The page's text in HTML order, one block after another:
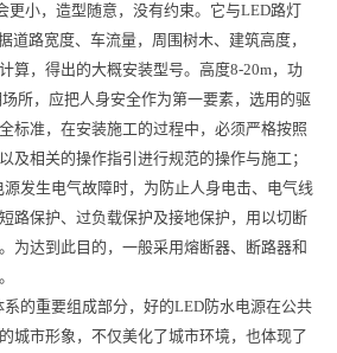
更小，造型随意，没有约束。它与LED路灯
道路宽度、车流量，周围树木、建筑高度，
算，得出的大概安装型号。高度8-20m，功
所，应把人身安全作为第一要素，选用的驱
标准，在安装施工的过程中，必须严格按照
及相关的操作指引进行规范的操作与施工；
发生电气故障时，为防止人身电击、电气线
路保护、过负载保护及接地保护，用以切断
为达到此目的，一般采用熔断器、断路器和
的重要组成部分，好的LED防水电源在公共
城市形象，不仅美化了城市环境，也体现了